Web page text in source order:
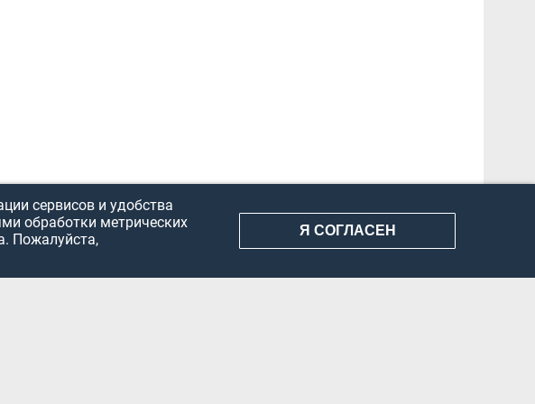
ИСПОЛЬЗОВАНИЕ ИНФОРМАЦИИ КОНФИДЕНЦИАЛЬНОСТЬ
сервисов и удобства
обработки метрических
Пожалуйста,
Я СОГЛАСЕН